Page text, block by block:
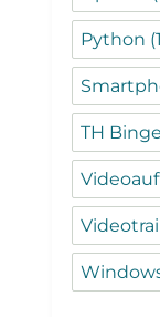
Python
TH